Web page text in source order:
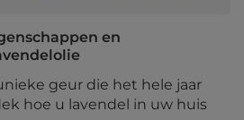
en
geur die het hele jaar
hoe u lavendel in uw huis